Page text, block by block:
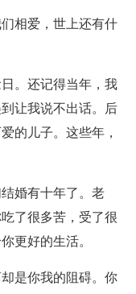
相爱，世上还有什
。还记得当年，我
让我说不出话。后
的儿子。这些年，
婚有十年了。老
了很多苦，受了很
更好的生活。
是你我的阻碍。你